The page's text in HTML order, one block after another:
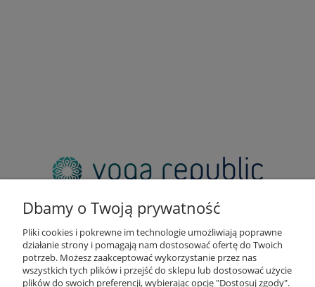
email:
sklep@yogarepublic.pl
telefon:
+48 790 805 853
Dbamy o Twoją prywatność
Pliki cookies i pokrewne im technologie umożliwiają poprawne
działanie strony i pomagają nam dostosować ofertę do Twoich
potrzeb. Możesz zaakceptować wykorzystanie przez nas
wszystkich tych plików i przejść do sklepu lub dostosować użycie
plików do swoich preferencji, wybierając opcję "Dostosuj zgody".